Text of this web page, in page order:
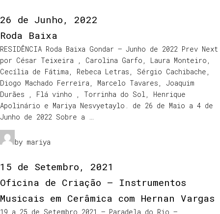
26 de Junho, 2022
Roda Baixa
RESIDÊNCIA Roda Baixa Gondar – Junho de 2022 Prev Next
por César Teixeira , Carolina Garfo, Laura Monteiro,
Cecília de Fátima, Rebeca Letras, Sérgio Cachibache,
Diogo Machado Ferreira, Marcelo Tavares, Joaquim
Durães , Flá vinho , Torrinha do Sol, Henrique
Apolinário e Mariya Nesvyetaylo. de 26 de Maio a 4 de
Junho de 2022 Sobre a …
by mariya
15 de Setembro, 2021
Oficina de Criação – Instrumentos
Musicais em Cerâmica com Hernan Vargas
19 a 25 de Setembro 2021 – Paradela do Rio –